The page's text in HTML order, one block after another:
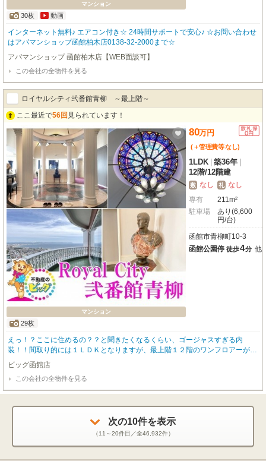
マンション
30枚 動画
インターネット無料♪ エアコン付き☆ 24時間サポートで安心♪ ☆お問い合わせ
はアパマンショップ函館柏木店0138-32-2000まで☆
アパマンショップ 函館柏木店【WEB面談可】
この会社の全物件を見る
ロイヤルシティ弐番館青柳 ～最上階～
ここ最近で56回 見られています！
マンション
29枚
80万円
(＋管理費等なし)
1LDK 築36年
12階/12階建
敷 なし 礼 なし
専有
211m²
駐車場
あり(6,600
円/台)
函館市青柳町10-3
函館公園停 徒歩4分 他
えっ！？ここに住めるの？？と聞きたくなるくらい、ゴージャスすぎる内
装！！間取り的には１ＬＤＫとなりますが、最上階１２階のワンフロアーがこ
の１部屋だけなので広すぎるくらいの室内✨映えるステンドグラス、景色を眺
めながらお酒を楽しめそうなバーカウンター、広いダイニングキッチン、オー
シャンビューのバルコニーなどお伝えしきれないほどの豪華さ🎀ぜひ、あなた
の目で直接見ていただくことをオススメします😆 物件のお問い合わせはビッ
ビッグ函館店
この会社の全物件を見る
次の10件を表示
（11～20件目／全46,932件）